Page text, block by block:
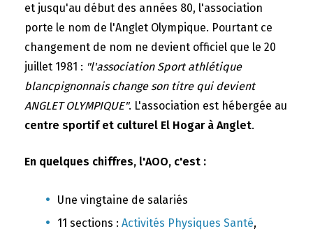
et jusqu'au début des années 80, l'association
porte le nom de l'Anglet Olympique. Pourtant ce
changement de nom ne devient officiel que le 20
juillet 1981 : "l'association Sport athlétique
blancpignonnais change son titre qui devient
ANGLET OLYMPIQUE". L'association est hébergée au
centre sportif et culturel El Hogar à Anglet.
En quelques chiffres, l'AOO, c'est :
Une vingtaine de salariés
11 sections : Activités Physiques Santé,